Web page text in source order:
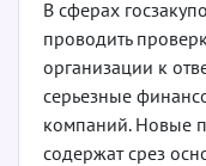
В сферах
проводить
организации к
серьезные
компаний. Новые
содержат срез